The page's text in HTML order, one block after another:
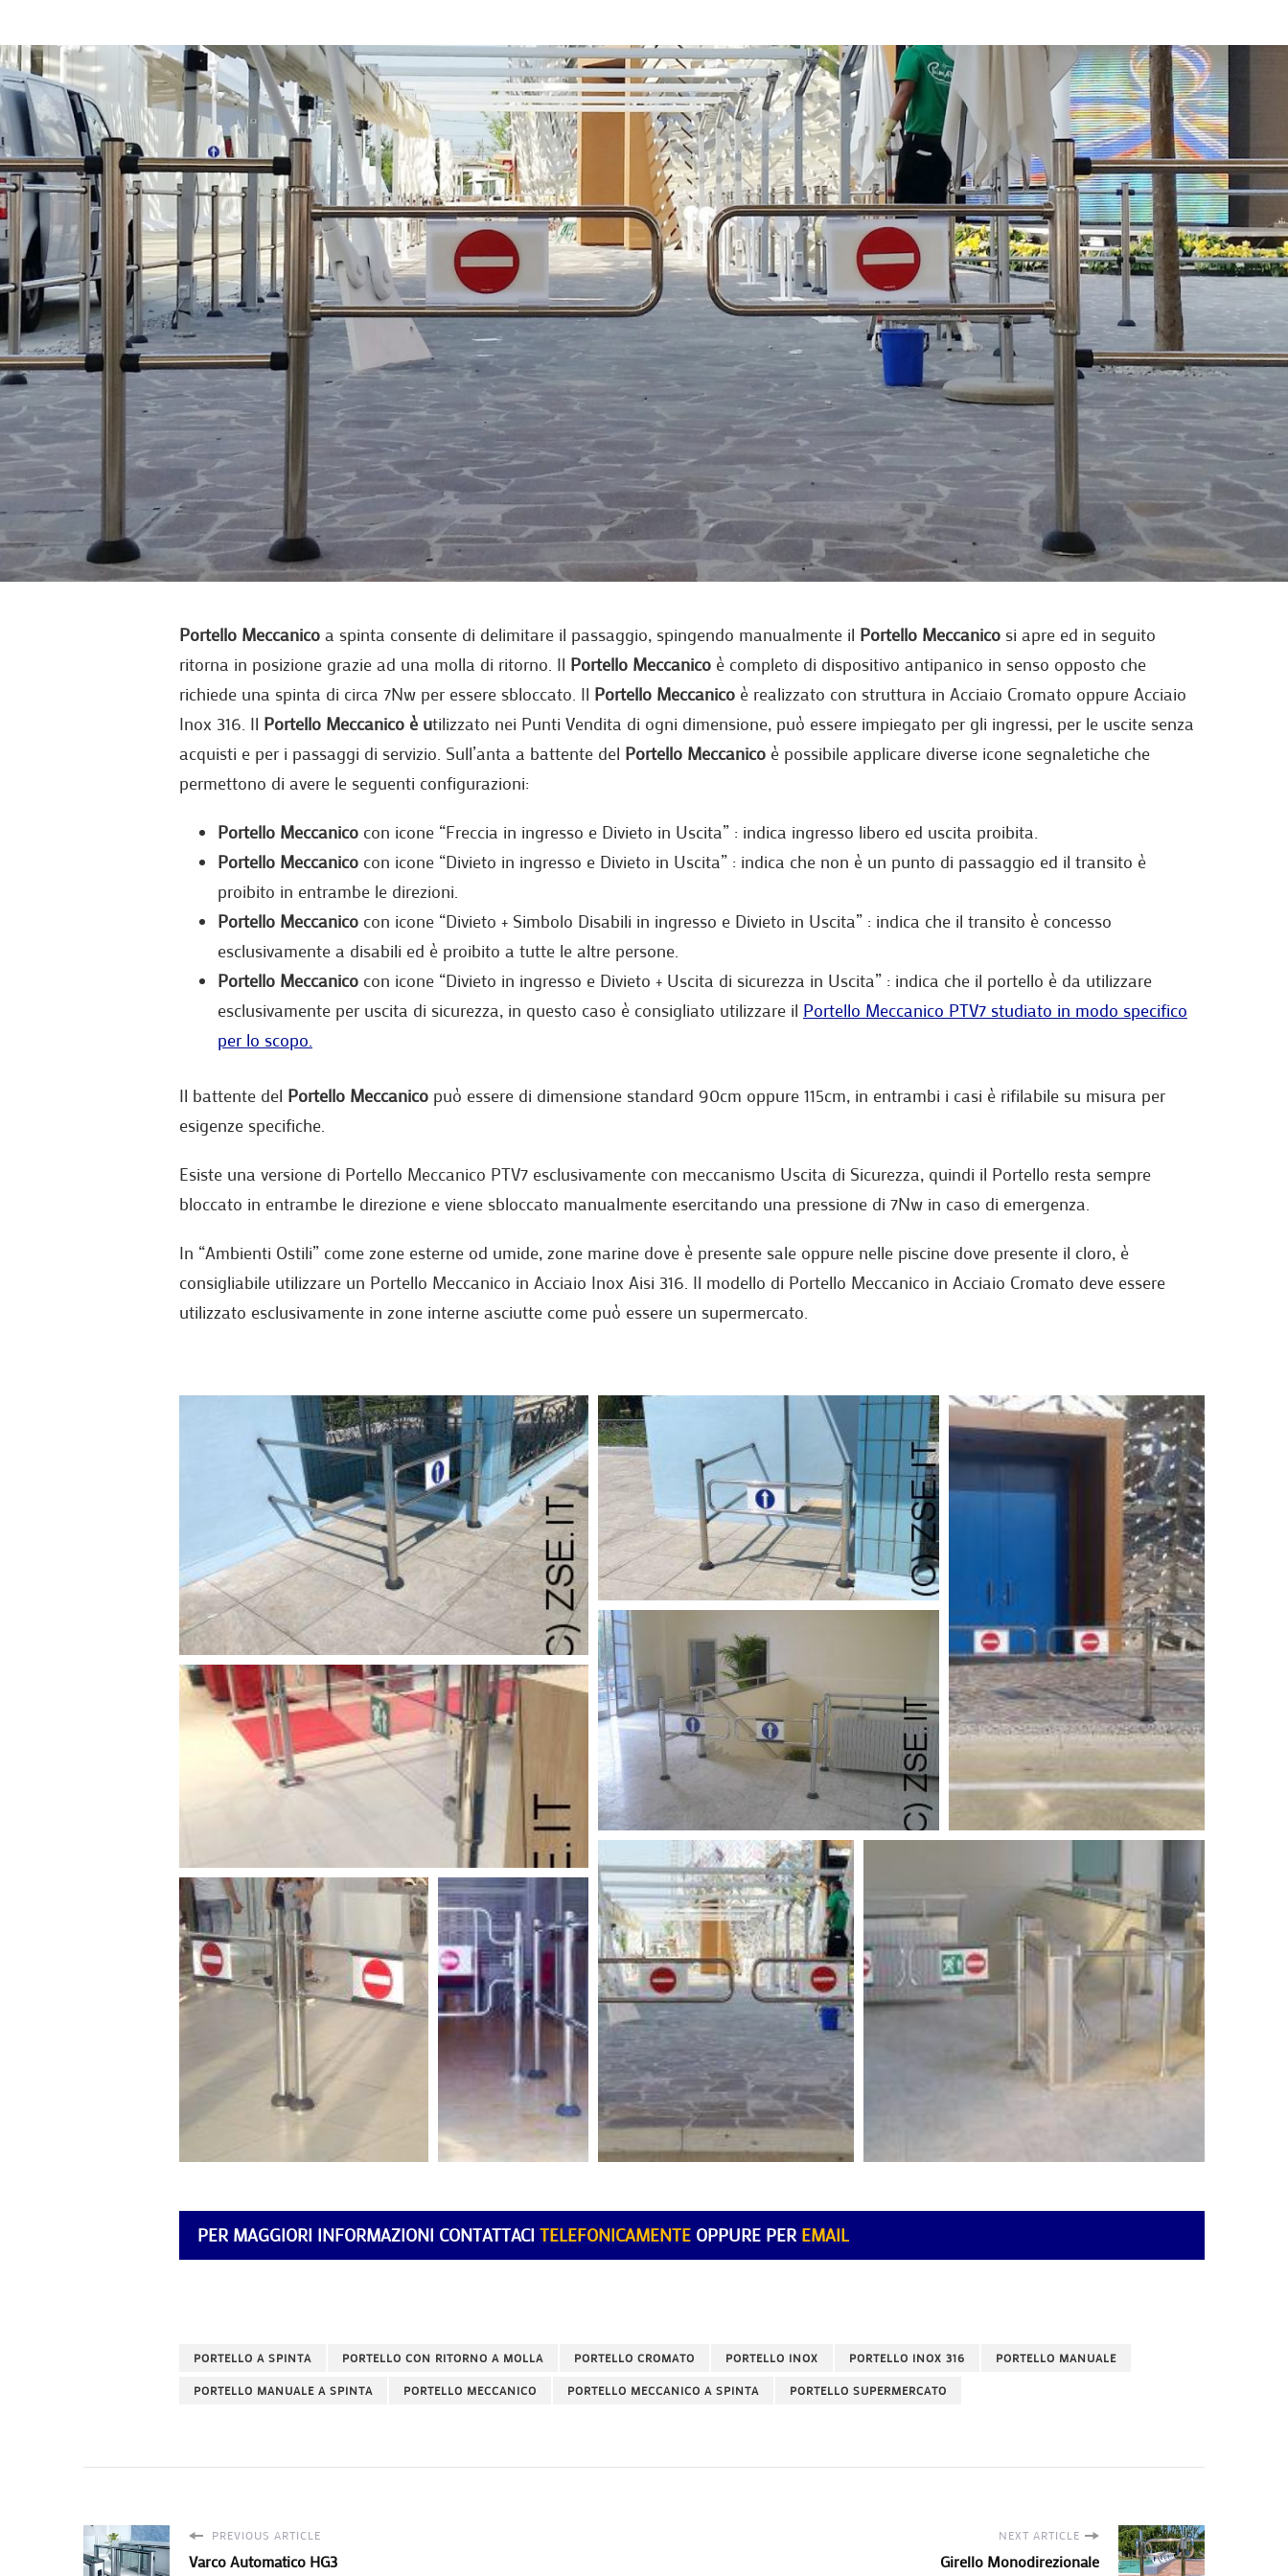
Portello Meccanico a spinta consente di delimitare il passaggio, spingendo manualmente il Portello Meccanico si apre ed in seguito
ritorna in posizione grazie ad una molla di ritorno. Il Portello Meccanico è completo di dispositivo antipanico in senso opposto che
richiede una spinta di circa 7Nw per essere sbloccato. Il Portello Meccanico è realizzato con struttura in Acciaio Cromato oppure Acciaio
Inox 316. Il Portello Meccanico è utilizzato nei Punti Vendita di ogni dimensione, può essere impiegato per gli ingressi, per le uscite senza
acquisti e per i passaggi di servizio. Sull’anta a battente del Portello Meccanico è possibile applicare diverse icone segnaletiche che
permettono di avere le seguenti configurazioni:
Portello Meccanico con icone “Freccia in ingresso e Divieto in Uscita” : indica ingresso libero ed uscita proibita.
Portello Meccanico con icone “Divieto in ingresso e Divieto in Uscita” : indica che non è un punto di passaggio ed il transito è
proibito in entrambe le direzioni.
Portello Meccanico con icone “Divieto + Simbolo Disabili in ingresso e Divieto in Uscita” : indica che il transito è concesso
esclusivamente a disabili ed è proibito a tutte le altre persone.
Portello Meccanico con icone “Divieto in ingresso e Divieto + Uscita di sicurezza in Uscita” : indica che il portello è da utilizzare
esclusivamente per uscita di sicurezza, in questo caso è consigliato utilizzare il Portello Meccanico PTV7 studiato in modo specifico
per lo scopo.
Il battente del Portello Meccanico può essere di dimensione standard 90cm oppure 115cm, in entrambi i casi è rifilabile su misura per
esigenze specifiche.
Esiste una versione di Portello Meccanico PTV7 esclusivamente con meccanismo Uscita di Sicurezza, quindi il Portello resta sempre
bloccato in entrambe le direzione e viene sbloccato manualmente esercitando una pressione di 7Nw in caso di emergenza.
In “Ambienti Ostili” come zone esterne od umide, zone marine dove è presente sale oppure nelle piscine dove presente il cloro, è
consigliabile utilizzare un Portello Meccanico in Acciaio Inox Aisi 316. Il modello di Portello Meccanico in Acciaio Cromato deve essere
utilizzato esclusivamente in zone interne asciutte come può essere un supermercato.
PER MAGGIORI INFORMAZIONI CONTATTACI TELEFONICAMENTE OPPURE PER EMAIL
PORTELLO A SPINTA PORTELLO CON RITORNO A MOLLA PORTELLO CROMATO PORTELLO INOX PORTELLO INOX 316 PORTELLO MANUALE
PORTELLO MANUALE A SPINTA PORTELLO MECCANICO PORTELLO MECCANICO A SPINTA PORTELLO SUPERMERCATO
PREVIOUS ARTICLE
Varco Automatico HG3
NEXT ARTICLE
Girello Monodirezionale